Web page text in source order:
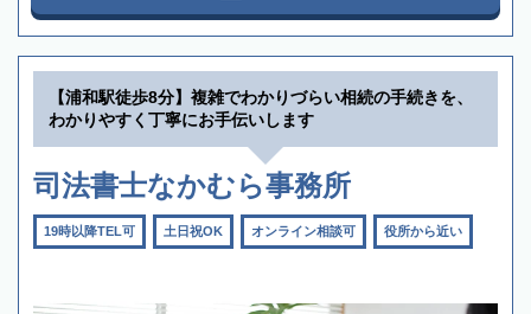
【浦和駅徒歩8分】複雑でわかりづらい相続の手続きを、
わかりやすく丁寧にお手伝いします
司法書士なかむら事務所
19時以降TEL可 土日祝OK オンライン相談可 役所から近い